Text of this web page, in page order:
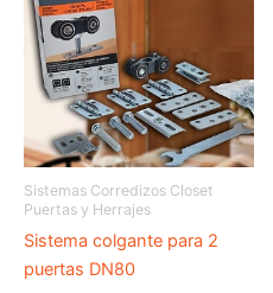
Sistemas Corredizos Closet
Puertas y Herrajes
Sistema colgante para 2
puertas DN80